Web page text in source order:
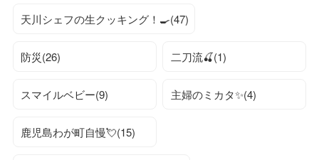
天川シェフの生クッキング！🍳(47)
防災(26) 二刀流🍒(1)
スマイルベビー(9) 主婦のミカタ✨(4)
鹿児島わが町自慢💘(15)